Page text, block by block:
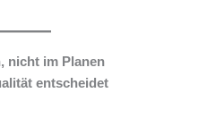
nicht im Planen
entscheidet